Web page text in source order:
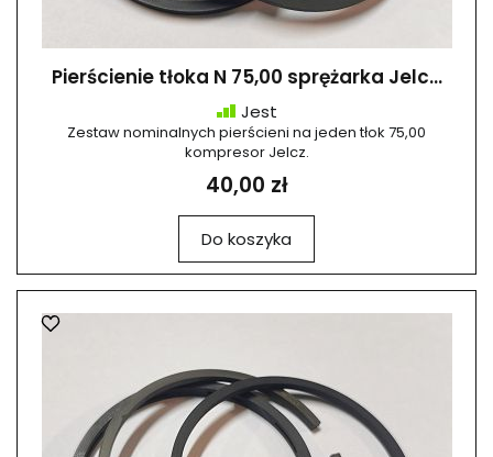
Pierścienie tłoka N 75,00 sprężarka Jelc...
Jest
Zestaw nominalnych pierścieni na jeden tłok 75,00
kompresor Jelcz.
40,00 zł
Do koszyka